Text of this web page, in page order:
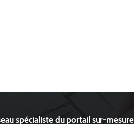
spécialiste du portail sur-mesure